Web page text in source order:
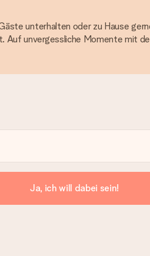
unterhalten oder zu Hause
unvergessliche Momente mit
Ja, ich will dabei sein!